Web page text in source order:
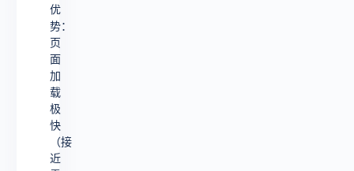
优
势：
页
面
加
载
极
快
（接
近